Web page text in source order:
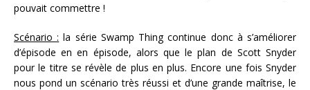
pouvait commettre !
Scénario : la série Swamp Thing continue donc à s’améliorer
d’épisode en en épisode, alors que le plan de Scott Snyder
pour le titre se révèle de plus en plus. Encore une fois Snyder
nous pond un scénario très réussi et d’une grande maîtrise, le